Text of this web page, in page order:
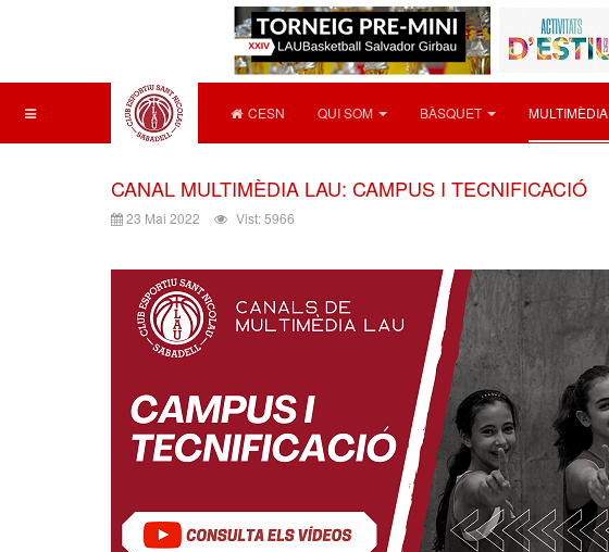
CESN QUI SOM BÀSQUET MULTIMÈDIA
CANAL MULTIMÈDIA LAU: CAMPUS I TECNIFICACIÓ
23 Mai 2022 Vist: 5966